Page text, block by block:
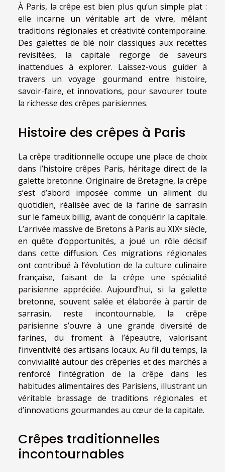
À Paris, la crêpe est bien plus qu’un simple plat :
elle incarne un véritable art de vivre, mêlant
traditions régionales et créativité contemporaine.
Des galettes de blé noir classiques aux recettes
revisitées, la capitale regorge de saveurs
inattendues à explorer. Laissez-vous guider à
travers un voyage gourmand entre histoire,
savoir-faire, et innovations, pour savourer toute
la richesse des crêpes parisiennes.
Histoire des crêpes à Paris
La crêpe traditionnelle occupe une place de choix
dans l’histoire crêpes Paris, héritage direct de la
galette bretonne. Originaire de Bretagne, la crêpe
s’est d’abord imposée comme un aliment du
quotidien, réalisée avec de la farine de sarrasin
sur le fameux billig, avant de conquérir la capitale.
L’arrivée massive de Bretons à Paris au XIXᵉ siècle,
en quête d’opportunités, a joué un rôle décisif
dans cette diffusion. Ces migrations régionales
ont contribué à l’évolution de la culture culinaire
française, faisant de la crêpe une spécialité
parisienne appréciée. Aujourd’hui, si la galette
bretonne, souvent salée et élaborée à partir de
sarrasin, reste incontournable, la crêpe
parisienne s’ouvre à une grande diversité de
farines, du froment à l’épeautre, valorisant
l’inventivité des artisans locaux. Au fil du temps, la
convivialité autour des crêperies et des marchés a
renforcé l’intégration de la crêpe dans les
habitudes alimentaires des Parisiens, illustrant un
véritable brassage de traditions régionales et
d’innovations gourmandes au cœur de la capitale.
Crêpes traditionnelles
incontournables